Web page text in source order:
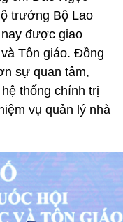
trưởng Bộ Lao
được giao
Tôn giáo. Đồng
sự quan tâm,
thống chính trị
vụ quản lý nhà